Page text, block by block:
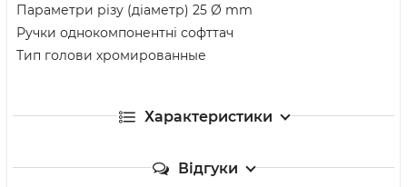
Параметри різу (діаметр) 25 Ø mm
Ручки однокомпонентні софттач
Тип голови хромированные
Характеристики
Відгуки